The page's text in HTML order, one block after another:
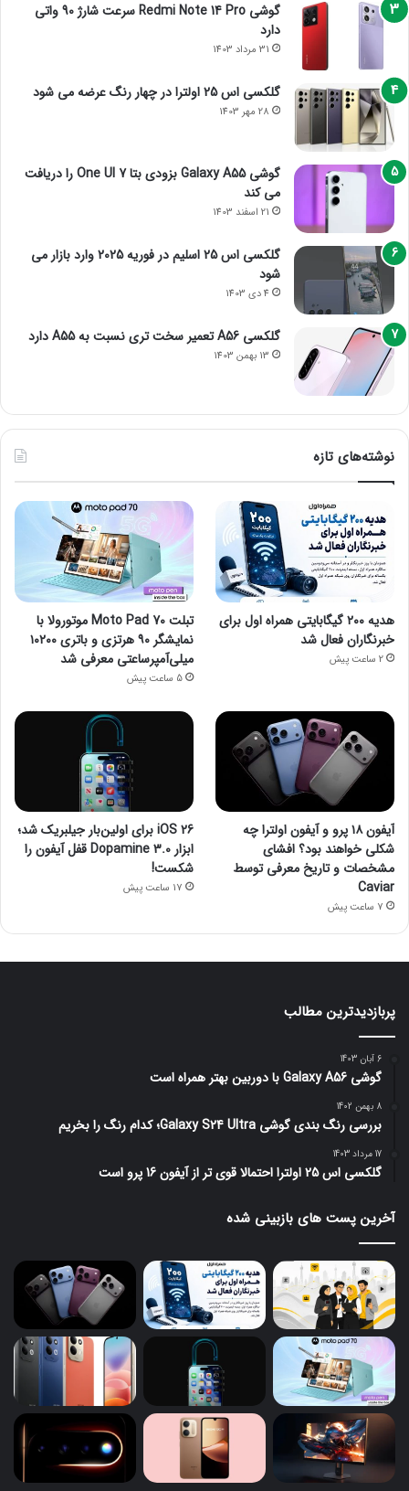
گوشی Redmi Note 14 Pro سرعت شارژ 90 واتی
دارد
31 مرداد 1403
گلکسی اس 25 اولترا در چهار رنگ عرضه می شود
28 مهر 1403
گوشی Galaxy A55 بزودی بتا One UI 7 را دریافت
می کند
21 اسفند 1403
گلکسی اس 25 اسلیم در فوریه 2025 وارد بازار می
شود
4 دی 1403
گلکسی A56 تعمیر سخت تری نسبت به A55 دارد
13 بهمن 1403
نوشته‌های تازه
هدیه ۲۰۰ گیگابایتی همراه اول برای
خبرنگاران فعال شد
2 ساعت پیش
تبلت Moto Pad 70 موتورولا با
نمایشگر ۹۰ هرتزی و باتری ۱۰۲۰۰
میلی‌آمپرساعتی معرفی شد
5 ساعت پیش
آیفون ۱۸ پرو و آیفون اولترا چه
شکلی خواهند بود؟ افشای
مشخصات و تاریخ معرفی توسط
Caviar
7 ساعت پیش
iOS 26 برای اولین‌بار جیلبریک شد؛
ابزار Dopamine 3.0 قفل آیفون را
شکست!
17 ساعت پیش
پربازدیدترین مطالب
6 آبان 1403
گوشی Galaxy A56 با دوربین بهتر همراه است
8 بهمن 1402
بررسی رنگ بندی گوشی Galaxy S24 Ultra؛ کدام رنگ را بخریم
17 مرداد 1403
گلکسی اس 25 اولترا احتمالا قوی تر از آیفون 16 پرو است
آخرین پست های بازبینی شده